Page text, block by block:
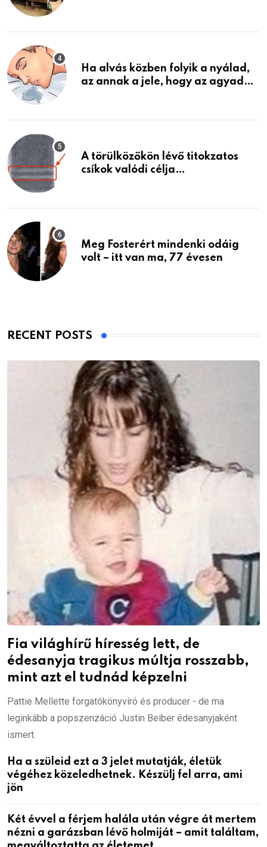
életemet
Ha alvás közben folyik a nyálad,
az annak a jele, hogy az agyad…
A törülközőkön lévő titokzatos
csíkok valódi célja…
Meg Fosterért mindenki odáig
volt – itt van ma, 77 évesen
RECENT POSTS
Fia világhírű híresség lett, de
édesanyja tragikus múltja rosszabb,
mint azt el tudnád képzelni
Pattie Mellette forgatókönyvíró és producer - de ma
leginkább a popszenzáció Justin Beiber édesanyjaként
ismert.
Ha a szüleid ezt a 3 jelet mutatják, életük
végéhez közeledhetnek. Készülj fel arra, ami
jön
Két évvel a férjem halála után végre át mertem
nézni a garázsban lévő holmiját – amit találtam,